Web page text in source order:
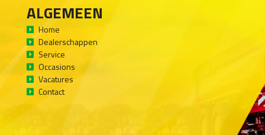
ALGEMEEN
Home
Dealerschappen
Service
Occasions
Vacatures
Contact